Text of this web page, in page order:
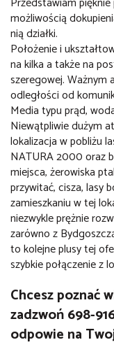
możliwością
nią działki.
Położenie i
na kilka a także na
szeregowej. Ważnym
odległości od
Media typu prąd,
Niewątpliwie dużym
lokalizacja w pobliżu
NATURA 2000 oraz
miejsca, żerowiska
przywitać, cisza, lasy
zamieszkaniu w tej
niezwykle prężnie
zarówno z
to kolejne plusy tej
szybkie połączenie z
Chcesz poznać
zadzwoń 698-
odpowie na